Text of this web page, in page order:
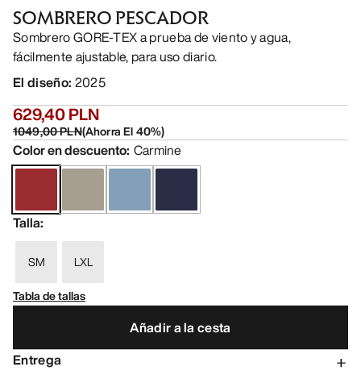
SOMBRERO PESCADOR
Sombrero GORE-TEX a prueba de viento y agua,
fácilmente ajustable, para uso diario.
El diseño: 2025
629,40 PLN
1049,00 PLN(Ahorra El40%)
Color en descuento: Carmine
Talla:
SM
LXL
Tabla de tallas
Añadir a la cesta
Entrega